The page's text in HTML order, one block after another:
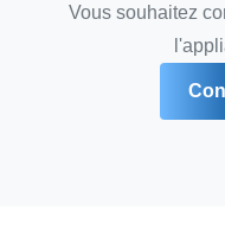
Vous souhaitez